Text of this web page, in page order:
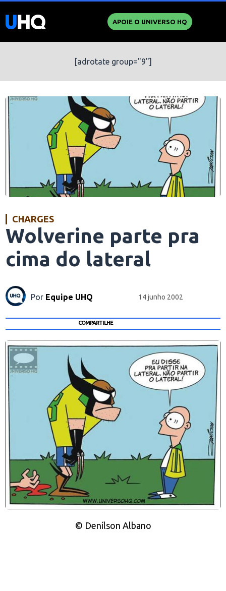
APOIE O UNIVERSO HQ
[adrotate group="9"]
CHARGES
Wolverine parte pra
cima do lateral
Por Equipe UHQ 14 junho 2002
COMPARTILHE
© Denílson Albano